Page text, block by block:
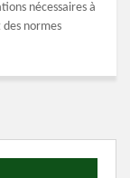
nécessaires à
normes